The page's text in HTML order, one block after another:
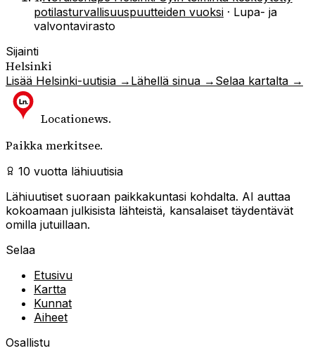
potilasturvallisuuspuutteiden vuoksi · Lupa- ja
valvontavirasto
Sijainti
Helsinki
Lisää Helsinki-uutisia → Lähellä sinua → Selaa kartalta →
Locationews.
Paikka merkitsee.
10 vuotta lähiuutisia
Lähiuutiset suoraan paikkakuntasi kohdalta. AI auttaa
kokoamaan julkisista lähteistä, kansalaiset täydentävät
omilla jutuillaan.
Selaa
Etusivu
Kartta
Kunnat
Aiheet
Osallistu